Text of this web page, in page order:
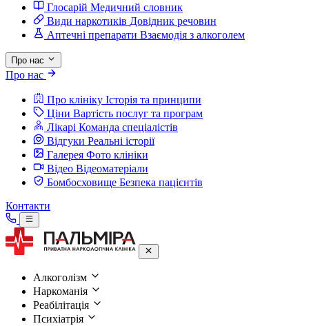
Глосарій Медичний словник
Види наркотиків Довідник речовин
Аптечні препарати Взаємодія з алкоголем
Про нас
Про нас
Про клініку Історія та принципи
Ціни Вартість послуг та програм
Лікарі Команда спеціалістів
Відгуки Реальні історії
Галерея Фото клініки
Відео Відеоматеріали
Бомбосховище Безпека пацієнтів
Контакти
Алкоголізм
Наркоманія
Реабілітація
Психіатрія